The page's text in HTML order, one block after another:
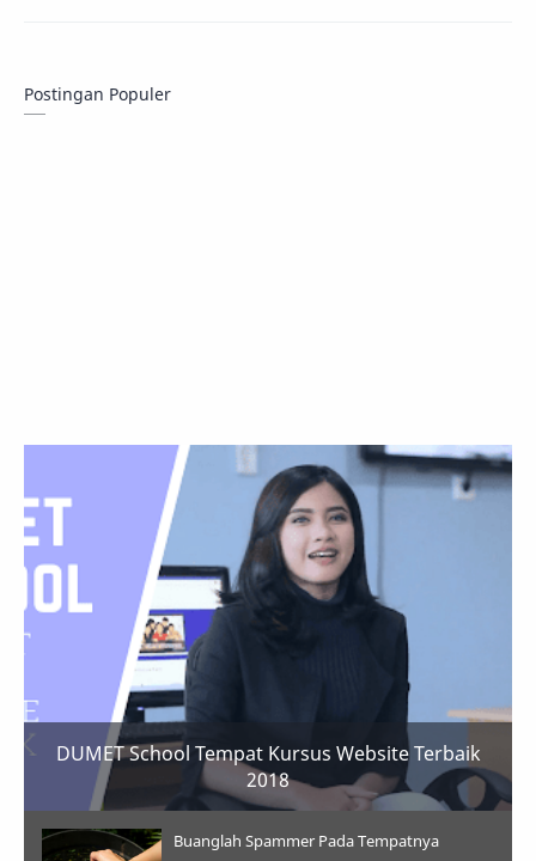
Postingan Populer
DUMET School Tempat Kursus Website Terbaik
2018
Buanglah Spammer Pada Tempatnya